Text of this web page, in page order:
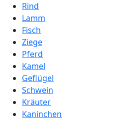
Rind
Lamm
Fisch
Ziege
Pferd
Kamel
Geflügel
Schwein
Kräuter
Kaninchen